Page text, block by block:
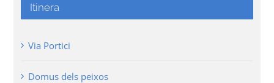
Itinera
Via Portici
Domus dels peixos